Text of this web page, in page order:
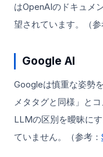
はOpenAIのドキュメ
望されています。（参
Google AI
Googleは慎重な姿勢
メタタグと同様」と
LLMの区別を曖昧に
ていません。（参考：